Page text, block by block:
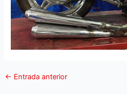
← Entrada anterior